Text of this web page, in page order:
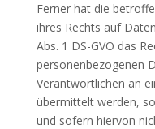
Ferner hat die
ihres Rechts auf
Abs. 1 DS-GVO das
personenbezogenen
Verantwortlichen an
übermittelt werden,
und sofern hiervon